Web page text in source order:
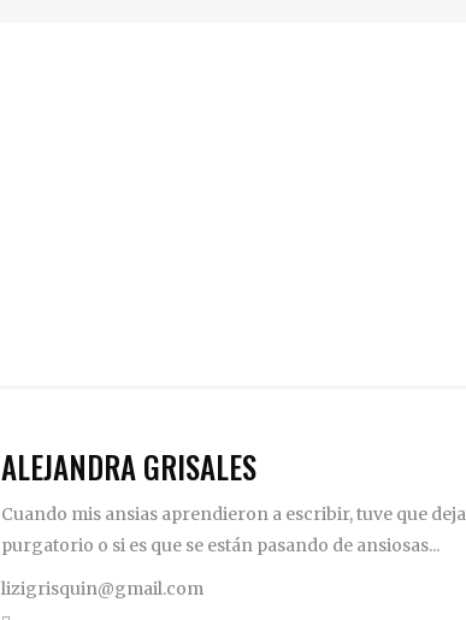
ALEJANDRA GRISALES
Cuando mis ansias aprendieron a escribir, tuve que
purgatorio o si es que se están pasando de ansiosas...
lizigrisquin@gmail.com